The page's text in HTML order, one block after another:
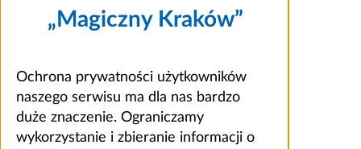
„Magiczny Kraków”
Ochrona prywatności użytkowników
naszego serwisu ma dla nas bardzo
duże znaczenie. Ograniczamy
wykorzystanie i zbieranie informacji o